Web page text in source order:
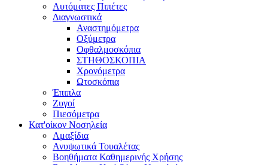
Αυτόματες Πιπέτες
Διαγνωστικά
Αναστημόμετρα
Οξύμετρα
Οφθαλμοσκόπια
ΣΤΗΘΟΣΚΟΠΙΑ
Χρονόμετρα
Ωτοσκόπια
Έπιπλα
Ζυγοί
Πιεσόμετρα
Κατ'οίκον Νοσηλεία
Αμαξίδια
Ανυψωτικά Τουαλέτας
Βοηθήματα Καθημερινής Χρήσης